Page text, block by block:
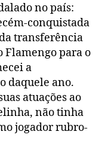
no país:
conquistada
transferência
Flamengo para o
a
daquele ano.
atuações ao
não tinha
jogador rubro-